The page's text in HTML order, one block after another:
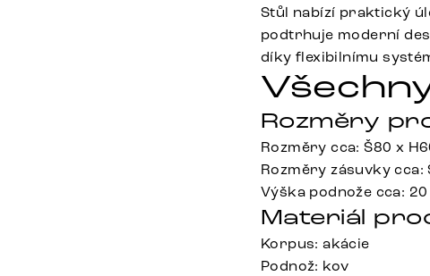
Stůl nabízí praktický
podtrhuje moderní
díky flexibilnímu
Rozměry
Rozměry cca: Š80 x
Rozměry zásuvky cca:
Výška podnože cca: 20
Materiál
Korpus: akácie
Podnož: kov